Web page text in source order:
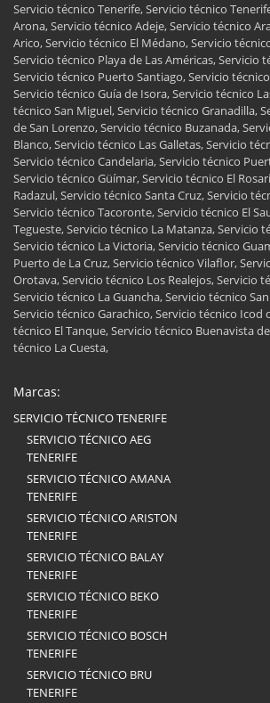
Servicio técnico Tenerife, Servicio técnico
Arona, Servicio técnico Adeje, Servicio técnico
Arico, Servicio técnico El Médano, Servicio
Servicio técnico Playa de Las Américas, Servicio
Servicio técnico Puerto Santiago, Servicio
Servicio técnico Guía de Isora, Servicio técnico
técnico San Miguel, Servicio técnico Granadilla,
de San Lorenzo, Servicio técnico Buzanada,
Blanco, Servicio técnico Las Galletas, Servicio
Servicio técnico Candelaria, Servicio técnico
Servicio técnico Güímar, Servicio técnico El
Radazul, Servicio técnico Santa Cruz, Servicio
Servicio técnico Tacoronte, Servicio técnico El
Tegueste, Servicio técnico La Matanza, Servicio
Servicio técnico La Victoria, Servicio técnico
Puerto de La Cruz, Servicio técnico Vilaflor,
Orotava, Servicio técnico Los Realejos, Servicio
Servicio técnico La Guancha, Servicio técnico
Servicio técnico Garachico, Servicio técnico Icod
técnico El Tanque, Servicio técnico Buenavista
técnico La Cuesta,
Marcas:
SERVICIO TÉCNICO TENERIFE
SERVICIO TÉCNICO AEG
TENERIFE
SERVICIO TÉCNICO AMANA
TENERIFE
SERVICIO TÉCNICO ARISTON
TENERIFE
SERVICIO TÉCNICO BALAY
TENERIFE
SERVICIO TÉCNICO BEKO
TENERIFE
SERVICIO TÉCNICO BOSCH
TENERIFE
SERVICIO TÉCNICO BRU
TENERIFE